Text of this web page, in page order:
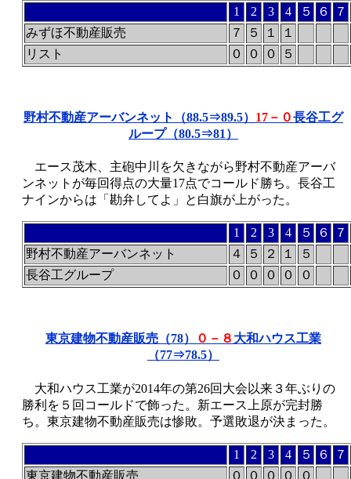
1 2 3 4 ５ ６
７
みずほ不動産販売
７ ５ １
１
リスト
０ ０ ０ ５
野村不動産アーバンネット（88.5⇒89.5） 17－０長谷工グ
ループ（80.5⇒81）
エース茂木、主砲中川を欠きながら野村不動産アーバ
ンネットが毎回得点の大量17点でコールド勝ち。長谷工
ナインからは「勘弁してよ」と白旗が上がった。
1 2 3 4 ５ ６
７
野村不動産アーバンネット
４ ５ ２ １
５
長谷工グループ
０ ０ ０ ０ ０
東京建物不動産販売（78） ０－８ 大和ハウス工業
（77⇒78.5）
大和ハウス工業が2014年の第26回大会以来３年ぶりの
勝利を５回コールドで飾った。新エース上原が完封勝
ち。東京建物不動産販売は惨敗。予選敗退が決まった。
1 2 3 4 ５ ６
７
東京建物不動産販売
０ ０ ０ ０
０